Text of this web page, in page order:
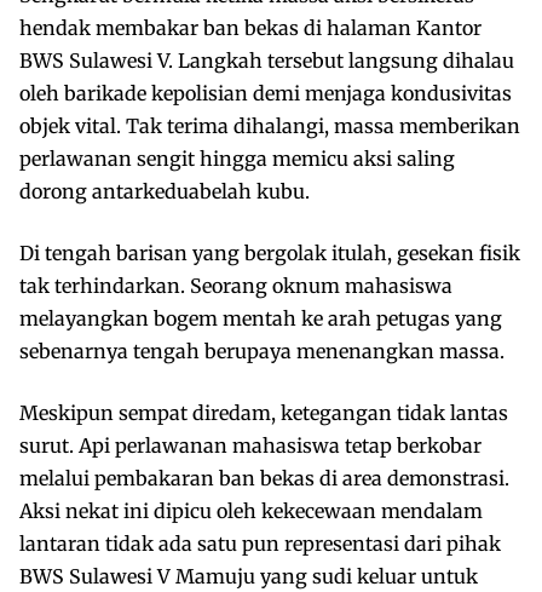
hendak membakar ban bekas di halaman Kantor
BWS Sulawesi V. Langkah tersebut langsung dihalau
oleh barikade kepolisian demi menjaga kondusivitas
objek vital. Tak terima dihalangi, massa memberikan
perlawanan sengit hingga memicu aksi saling
dorong antarkeduabelah kubu.
Di tengah barisan yang bergolak itulah, gesekan fisik
tak terhindarkan. Seorang oknum mahasiswa
melayangkan bogem mentah ke arah petugas yang
sebenarnya tengah berupaya menenangkan massa.
Meskipun sempat diredam, ketegangan tidak lantas
surut. Api perlawanan mahasiswa tetap berkobar
melalui pembakaran ban bekas di area demonstrasi.
Aksi nekat ini dipicu oleh kekecewaan mendalam
lantaran tidak ada satu pun representasi dari pihak
BWS Sulawesi V Mamuju yang sudi keluar untuk